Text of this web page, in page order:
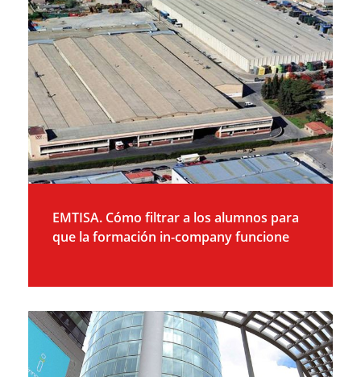
EMTISA. Cómo filtrar a los alumnos para
que la formación in-company funcione